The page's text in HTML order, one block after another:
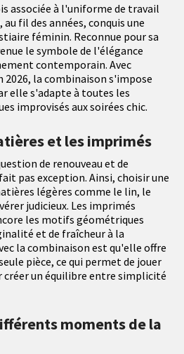
associée à l'uniforme de travail
fil des années, conquis une
féminin. Reconnue pour sa
le symbole de l'élégance
contemporain. Avec
la combinaison s'impose
elle s'adapte à toutes les
improvisés aux soirées chic.
et les imprimés
de renouveau et de
pas exception. Ainsi, choisir une
légères comme le lin, le
judicieux. Les imprimés
les motifs géométriques
et de fraîcheur à la
la combinaison est qu'elle offre
pièce, ce qui permet de jouer
créer un équilibre entre simplicité
moments de la